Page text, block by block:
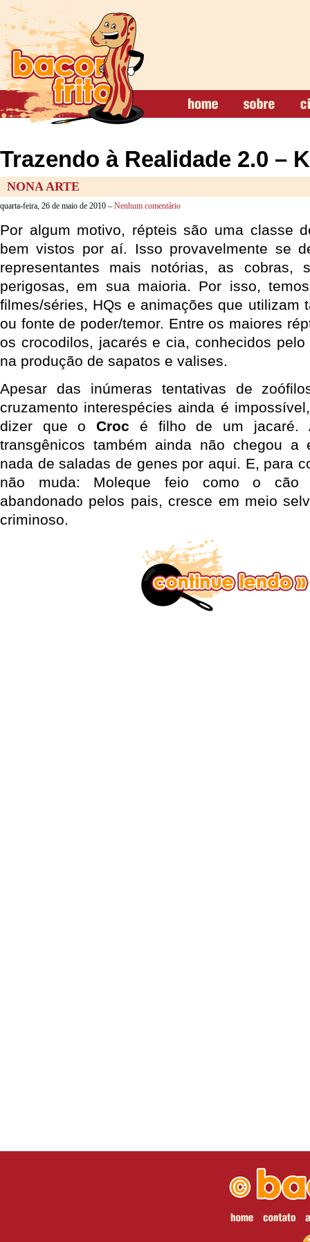
Trazendo à Realidade 2.0 –
NONA ARTE
quarta-feira, 26 de maio de 2010 – Nenhum comentário
Por algum motivo, répteis são uma classe
bem vistos por aí. Isso provavelmente se
representantes mais notórias, as cobras,
perigosas, em sua maioria. Por isso,
filmes/séries, HQs e animações que utilizam
ou fonte de poder/temor. Entre os maiores
os crocodilos, jacarés e cia, conhecidos
na produção de sapatos e valises.
Apesar das inúmeras tentativas de
cruzamento interespécies ainda é
dizer que oCroc é filho de um jacaré.
transgênicos também ainda não chegou a
nada de saladas de genes por aqui. E, para
não muda: Moleque feio como o cão
abandonado pelos pais, cresce em meio
criminoso.